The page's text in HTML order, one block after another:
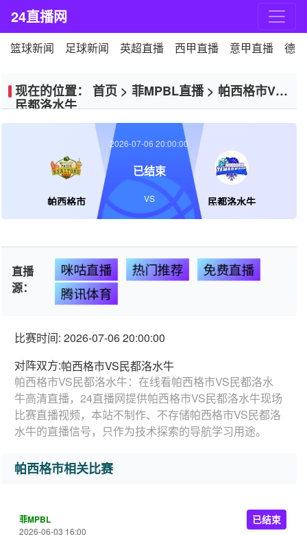
24直播网
篮球新闻 足球新闻 英超直播 西甲直播 意甲直播 德
现在的位置： 首页 > 菲MPBL直播> 帕西格市VS
民都洛水牛
帕西格市 民都洛水牛
2026-07-06 20:00:00
已结束
VS
直播
源：
咪咕直播 热门推荐
免费直播
腾讯体育
比赛时间: 2026-07-06 20:00:00
对阵双方:帕西格市VS民都洛水牛
帕西格市VS民都洛水牛：在线看帕西格市VS民都洛水
牛高清直播，24直播网提供帕西格市VS民都洛水牛现场
比赛直播视频，本站不制作、不存储帕西格市VS民都洛
水牛的直播信号，只作为技术探索的导航学习用途。
帕西格市相关比赛
菲MPBL
2026-06-03 16:00
已结束